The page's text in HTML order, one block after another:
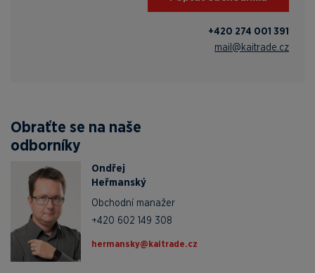
+420 274 001 391
mail@kaitrade.cz
Obraťte se na naše
odborníky
Ondřej
Heřmanský
Obchodní manažer
+420 602 149 308
zc.edartiak@yksnamreh